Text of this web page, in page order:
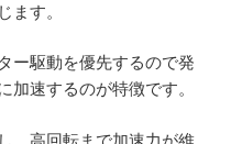
ます。
ー駆動を優先するので発
加速するのが特徴です。
、高回転まで加速力が維